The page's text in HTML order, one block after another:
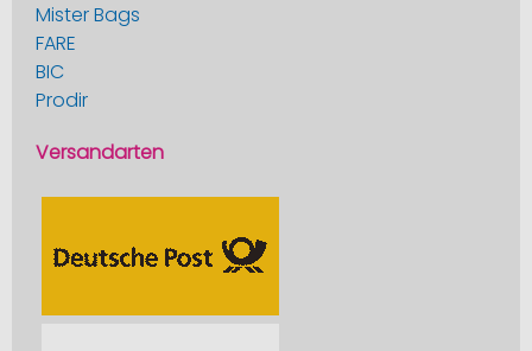
Mister Bags
FARE
BIC
Prodir
Versandarten